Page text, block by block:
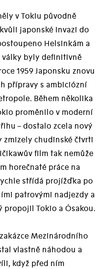
v Tokiu původně
japonské invazi do
Helsinkám a
války byly definitivně
1959 Japonsku znovu
přípravy s ambiciózní
Během několika
proměnilo v moderní
– dostalo zcela nový
zmizely chudinské čtvrti
film tak nemůže
horečnaté práce na
střídá projížďka po
patrovými nadjezdy a
propojil Tokio a Ósakou.
Mezinárodního
vlastně náhodou a
když před ním